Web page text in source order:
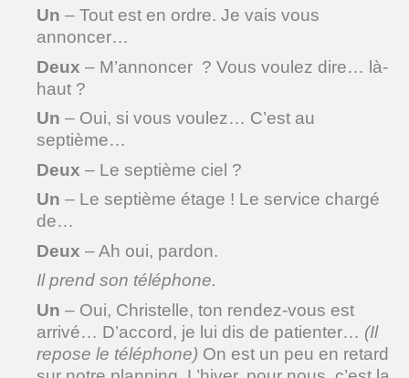
Un – Tout est en ordre. Je vais vous
annoncer…
Deux – M’annoncer ? Vous voulez dire… là-
haut ?
Un – Oui, si vous voulez… C’est au
septième…
Deux – Le septième ciel ?
Un – Le septième étage ! Le service chargé
de…
Deux – Ah oui, pardon.
Il prend son téléphone.
Un – Oui, Christelle, ton rendez-vous est
arrivé… D’accord, je lui dis de patienter… (Il
repose le téléphone) On est un peu en retard